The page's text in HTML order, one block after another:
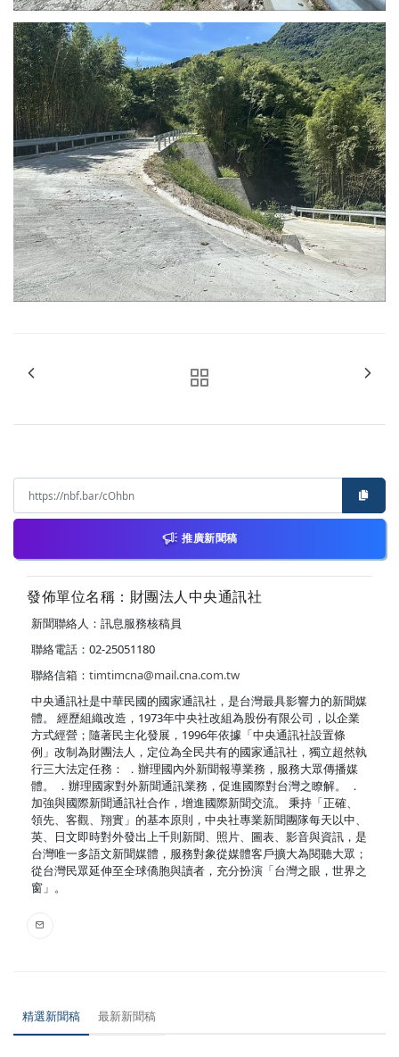
推廣新聞稿
發佈單位名稱：財團法人中央通訊社
新聞聯絡人：訊息服務核稿員
聯絡電話：02-25051180
聯絡信箱： timtimcna@mail.cna.com.tw
中央通訊社是中華民國的國家通訊社，是台灣最具影響力的新聞媒
體。 經歷組織改造，1973年中央社改組為股份有限公司，以企業
方式經營；隨著民主化發展，1996年依據「中央通訊社設置條
例」改制為財團法人，定位為全民共有的國家通訊社，獨立超然執
行三大法定任務： ．辦理國內外新聞報導業務，服務大眾傳播媒
體。 ．辦理國家對外新聞通訊業務，促進國際對台灣之瞭解。 ．
加強與國際新聞通訊社合作，增進國際新聞交流。 秉持「正確、
領先、客觀、翔實」的基本原則，中央社專業新聞團隊每天以中、
英、日文即時對外發出上千則新聞、照片、圖表、影音與資訊，是
台灣唯一多語文新聞媒體，服務對象從媒體客戶擴大為閱聽大眾；
從台灣民眾延伸至全球僑胞與讀者，充分扮演「台灣之眼，世界之
窗」。
精選新聞稿 最新新聞稿